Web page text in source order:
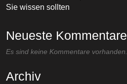
Sie wissen sollten
Neueste Kommentare
Es sind keine Kommentare vorhanden.
Archiv